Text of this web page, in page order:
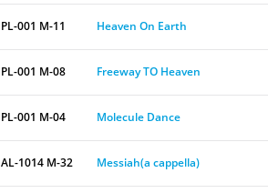
PL-001 M-11 Heaven On Earth
PL-001 M-08 Freeway TO Heaven
PL-001 M-04 Molecule Dance
AL-1014 M-32 Messiah(a cappella)